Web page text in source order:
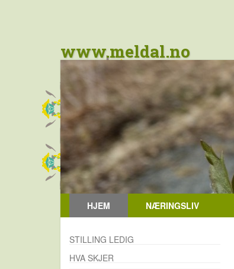
www.meldal.no
HJEM NÆRINGSLIV
STILLING LEDIG
HVA SKJER